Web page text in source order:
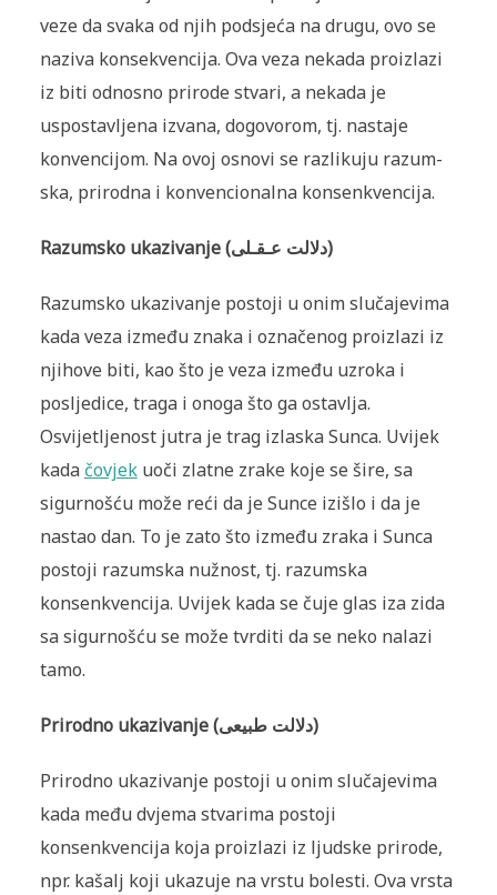
veze da svaka od njih podsjeća na drugu, ovo se
naziva konsekvencija. Ova veza nekada pro­izlazi
iz biti odnosno prirode stvari, a nekada je
uspostavljena izvana, dogovorom, tj. nastaje
konvencijom. Na ovoj osnovi se razlikuju razum­
ska, prirodna i konvencionalna konsenkvencija.
Razumsko ukazivanje (دلالت عـقـلى)
Razumsko ukazivanje postoji u onim slučajevima
kada veza između znaka i označenog proizlazi iz
njihove biti, kao što je veza između uz­roka i
posljedice, traga i onoga što ga ostavlja.
Osvijetljenost jutra je trag izlaska Sunca. Uvijek
kada čovjekuoči zlatne zrake koje se šire, sa
sigur­nošću može reći da je Sunce izišlo i da je
nastao dan. To je zato što iz­među zraka i Sunca
postoji razumska nužnost, tj. razumska
konsenkven­cija. Uvijek kada se čuje glas iza zida
sa sigurnošću se može tvrditi da se neko nalazi
tamo.
Prirodno ukazivanje (دلالت طبيعى)
Prirodno ukazivanje postoji u onim slučajevima
kada među dvjema stvarima postoji
konsenkvencija koja proizlazi iz ljudske prirode,
npr. kašalj koji ukazuje na vrstu bolesti. Ova vrsta